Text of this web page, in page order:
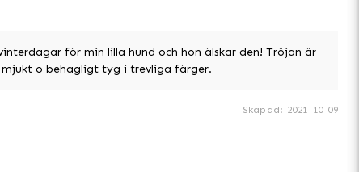
för min lilla hund och hon älskar den! Tröjan är
o behagligt tyg i trevliga färger.
Skapad: 2021-10-09